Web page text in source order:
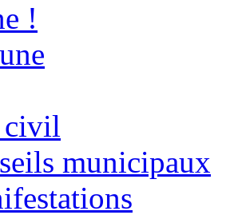
!
civil
municipaux